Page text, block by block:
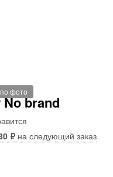
фото
brand
₽ на следующий заказ